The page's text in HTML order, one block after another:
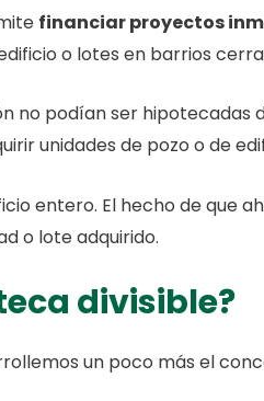
financiar proyectos
o lotes en barrios
no podían ser
unidades de pozo o de
entero. El hecho de que
o lote adquirido.
divisible?
un poco más el